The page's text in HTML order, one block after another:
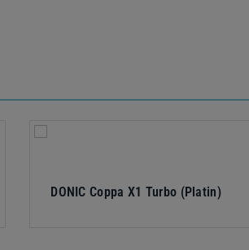
DONIC Coppa X1 Turbo (Platin)